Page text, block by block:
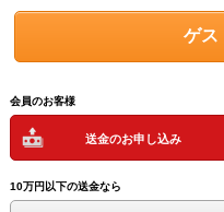
会員のお客様
送金のお申し込み
10万円以下の送金なら